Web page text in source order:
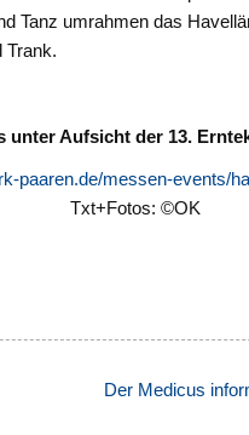
Tanz umrahmen das
Trank.
unter Aufsicht der 13.
paaren.de/messen-events/
Txt+Fotos: ©OK
Der Medicus